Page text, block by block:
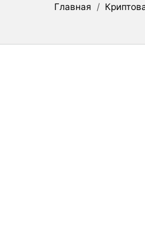
Главная /